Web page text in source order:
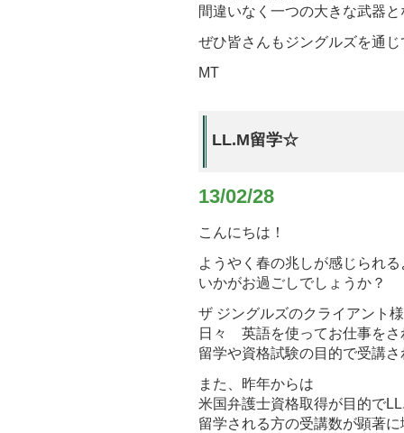
間違いなく一つの大きな武器
ぜひ皆さんもジングルズを通
MT
LL.M留学☆
13/02/28
こんにちは！
ようやく春の兆しが感じられ
いかがお過ごしでしょうか？
ザ ジングルズのクライアント
日々 英語を使ってお仕事をさ
留学や資格試験の目的で受講
また、昨年からは
米国弁護士資格取得が目的で
留学される方の受講数が顕著